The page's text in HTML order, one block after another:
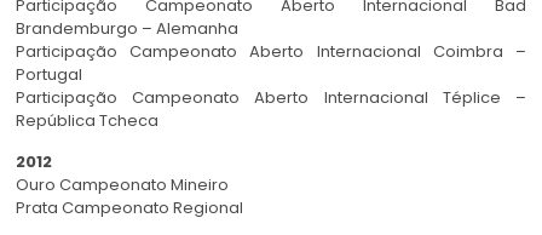
Participação Campeonato Aberto Internacional Bad
Brandemburgo – Alemanha
Participação Campeonato Aberto Internacional Coimbra –
Portugal
Participação Campeonato Aberto Internacional Téplice –
República Tcheca
2012
Ouro Campeonato Mineiro
Prata Campeonato Regional